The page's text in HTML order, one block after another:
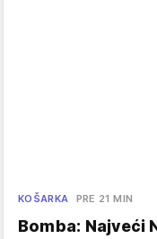
KOŠARKA PRE 21 MIN
Bomba: Najveći